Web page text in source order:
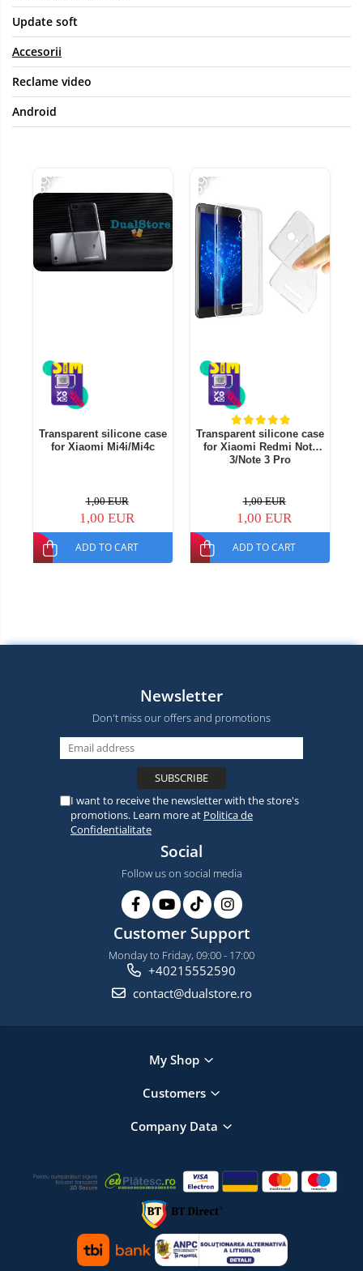
Update soft
Accesorii
Reclame video
Android
-89%
Transparent silicone case
for Xiaomi Mi4i/Mi4c
1,00 EUR
1,00 EUR
ADD TO CART
-89%
Transparent silicone case
for Xiaomi Redmi Note
3/Note 3 Pro
1,00 EUR
1,00 EUR
ADD TO CART
Newsletter
Don't miss our offers and promotions
I want to receive the newsletter with the store's
promotions. Learn more at Politica de
Confidentialitate
Social
Follow us on social media
Customer Support
Monday to Friday, 09:00 - 17:00
+40215552590
contact@dualstore.ro
My Shop
Customers
Company Data